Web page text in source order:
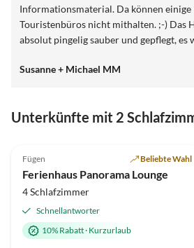
Informationsmaterial. Da können einige
Touristenbüros nicht mithalten. ;-) Das
absolut pingelig sauber und gepflegt, es
extrem freundlich, sehr hilfsbereit und
zu gehen. :-) Wir werden sicherlich
wunderschönen Aufenthalt die
Gastfreundschaft.
Susanne + Michael MM
Unterkünfte mit 2
Tour
Super-Gastgeber
Fügen Beliebte Wahl
Ferienhaus Panorama Lounge
4 Schlafzimmer
Schnellantworter
10% Rabatt· Kurzurlaub